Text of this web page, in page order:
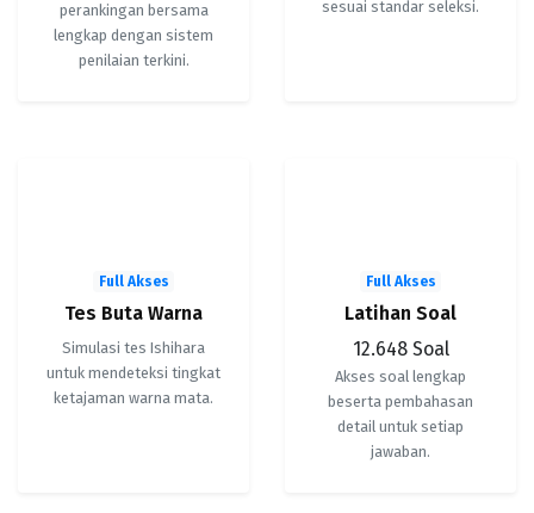
perankingan bersama
lengkap dengan sistem
penilaian terkini.
sesuai standar seleksi.
Full Akses
Tes Buta Warna
Simulasi tes Ishihara
untuk mendeteksi tingkat
ketajaman warna mata.
Full Akses
Latihan Soal
12.648 Soal
Akses soal lengkap
beserta pembahasan
detail untuk setiap
jawaban.